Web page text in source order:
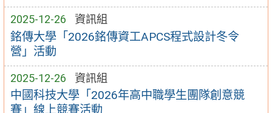
2025-12-26 資訊組
銘傳大學「2026銘傳資工APCS程式設計冬令
營」活動
2025-12-26 資訊組
中國科技大學「2026年高中職學生團隊創意競
賽」線上競賽活動